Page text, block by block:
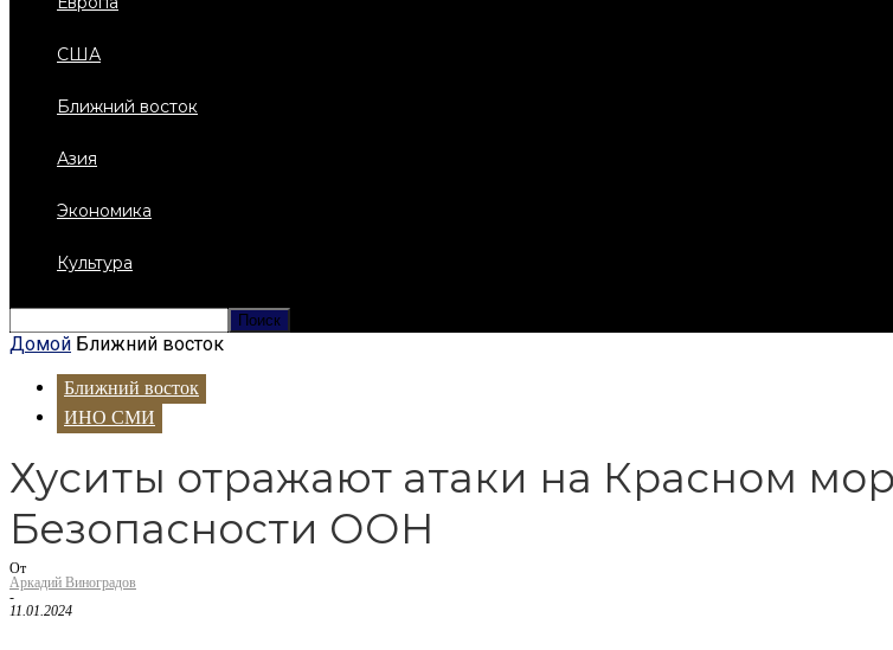
США
Ближний восток
Азия
Экономика
Культура
Домой Ближний восток
Ближний восток
ИНО СМИ
Хуситы отражают атаки на Красном
Безопасности ООН
От
Аркадий Виноградов
-
11.01.2024